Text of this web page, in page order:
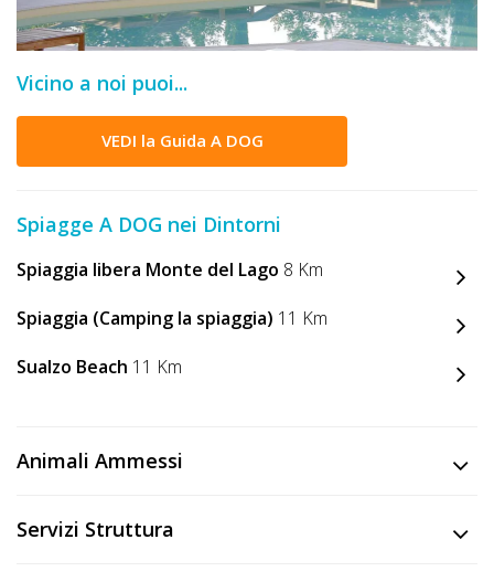
OFFERTE
A
DOG
A
CODICE
Video
Vicino a noi puoi...
VEDI la Guida A DOG
Spiagge A DOG nei Dintorni
Spiaggia libera Monte del Lago 8 Km
Spiaggia (Camping la spiaggia) 11 Km
Sualzo Beach 11 Km
Animali Ammessi
Servizi Struttura